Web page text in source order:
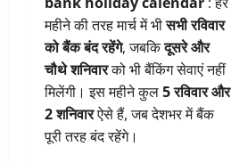
महीने की तरह मार्च में भीसभी रविवार
को बैंक बंद रहेंगे, जबकिदूसरे और
चौथे शनिवारको भी बैंकिंग सेवाएं नहीं
मिलेंगी। इस महीने कुल5 रविवार और
2 शनिवारऐसे हैं, जब देशभर में बैंक
पूरी तरह बंद रहेंगे।